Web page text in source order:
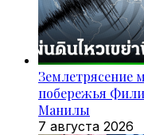
Землетрясение
побережья
Манилы
7 августа 2026